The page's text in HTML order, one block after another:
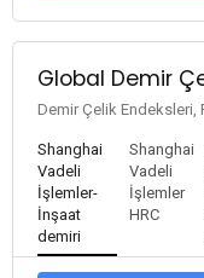
Global Demir
Demir Çelik Endeksleri,
Shanghai
Vadeli
İşlemler-
İnşaat
demiri
Shanghai
Vadeli
İşlemler
HRC